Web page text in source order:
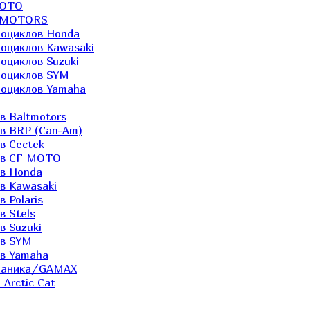
Honda
Kawasaki
Suzuki
SYM
Yamaha
Baltmotors
BRP (Can-Am)
Cectek
CF MOTO
Honda
Kawasaki
Polaris
Stels
Suzuki
SYM
Yamaha
GAMAX
Arctic Cat